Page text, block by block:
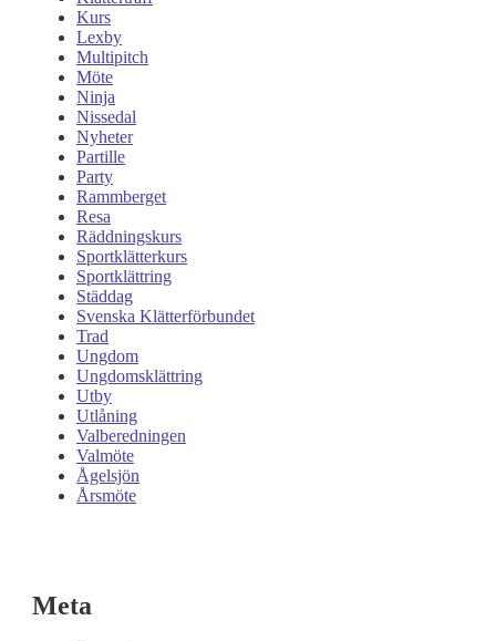
Kurs
Lexby
Multipitch
Möte
Ninja
Nissedal
Nyheter
Partille
Party
Rammberget
Resa
Räddningskurs
Sportklätterkurs
Sportklättring
Städdag
Svenska Klätterförbundet
Trad
Ungdom
Ungdomsklättring
Utby
Utlåning
Valberedningen
Valmöte
Ågelsjön
Årsmöte
Meta